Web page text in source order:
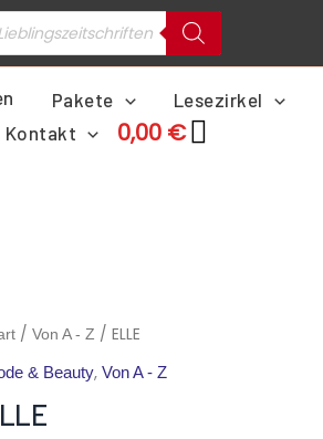
Pakete Lesezirkel
Kontakt 0,00 €
/ Von A - Z / ELLE
& Beauty, Von A - Z
Ursprünglicher
Preis
war: